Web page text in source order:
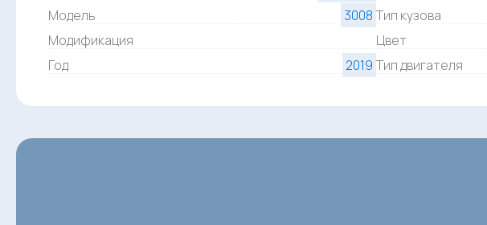
Модель
3008
Модификация
Год
2019
Тип кузова
Цвет
Тип двигателя